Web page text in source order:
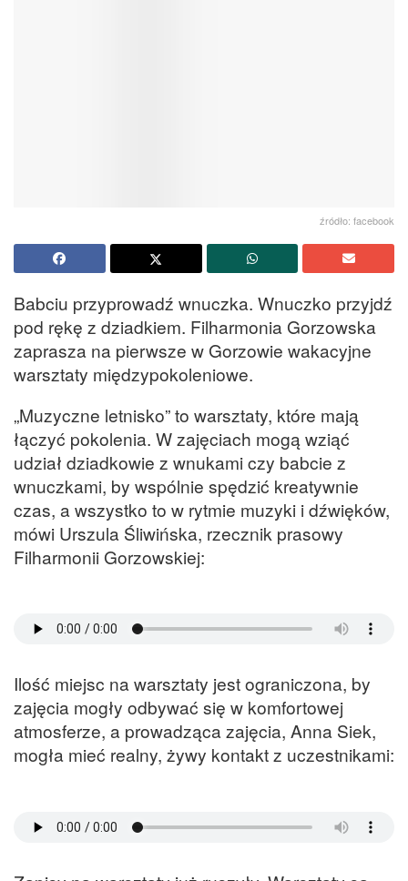
źródło: facebook
Babciu przyprowadź wnuczka. Wnuczko przyjdź
pod rękę z dziadkiem. Filharmonia Gorzowska
zaprasza na pierwsze w Gorzowie wakacyjne
warsztaty międzypokoleniowe.
„Muzyczne letnisko” to warsztaty, które mają
łączyć pokolenia. W zajęciach mogą wziąć
udział dziadkowie z wnukami czy babcie z
wnuczkami, by wspólnie spędzić kreatywnie
czas, a wszystko to w rytmie muzyki i dźwięków,
mówi Urszula Śliwińska, rzecznik prasowy
Filharmonii Gorzowskiej:
Ilość miejsc na warsztaty jest ograniczona, by
zajęcia mogły odbywać się w komfortowej
atmosferze, a prowadząca zajęcia, Anna Siek,
mogła mieć realny, żywy kontakt z uczestnikami: